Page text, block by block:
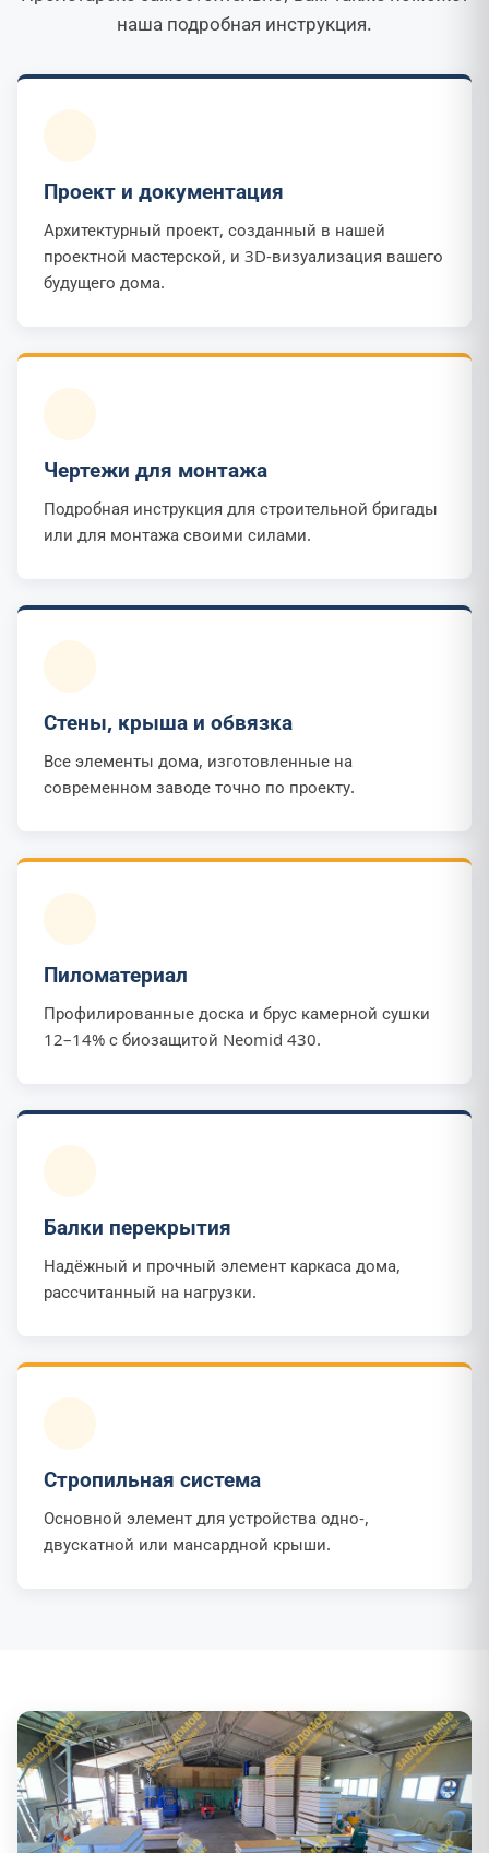
наша подробная инструкция.
Проект и документация
Архитектурный проект, созданный в нашей
проектной мастерской, и 3D-визуализация вашего
будущего дома.
Чертежи для монтажа
Подробная инструкция для строительной бригады
или для монтажа своими силами.
Стены, крыша и обвязка
Все элементы дома, изготовленные на
современном заводе точно по проекту.
Пиломатериал
Профилированные доска и брус камерной сушки
12–14% с биозащитой Neomid 430.
Балки перекрытия
Надёжный и прочный элемент каркаса дома,
рассчитанный на нагрузки.
Стропильная система
Основной элемент для устройства одно-,
двускатной или мансардной крыши.